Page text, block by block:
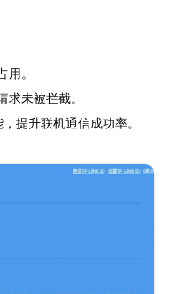
。
未被拦截。
提升联机通信成功率。